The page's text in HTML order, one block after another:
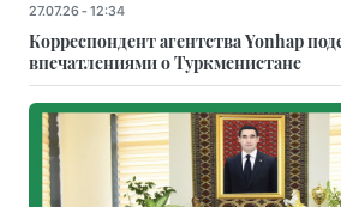
27.07.26 - 12:34
Корреспондент агентства Yonhap
впечатлениями о Туркменистане